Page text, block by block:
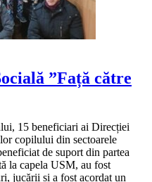
”Față către
15 beneficiari ai Direcției
copilului din sectoarele
de suport din partea
la capela USM, au fost
jucării și a fost acordat un